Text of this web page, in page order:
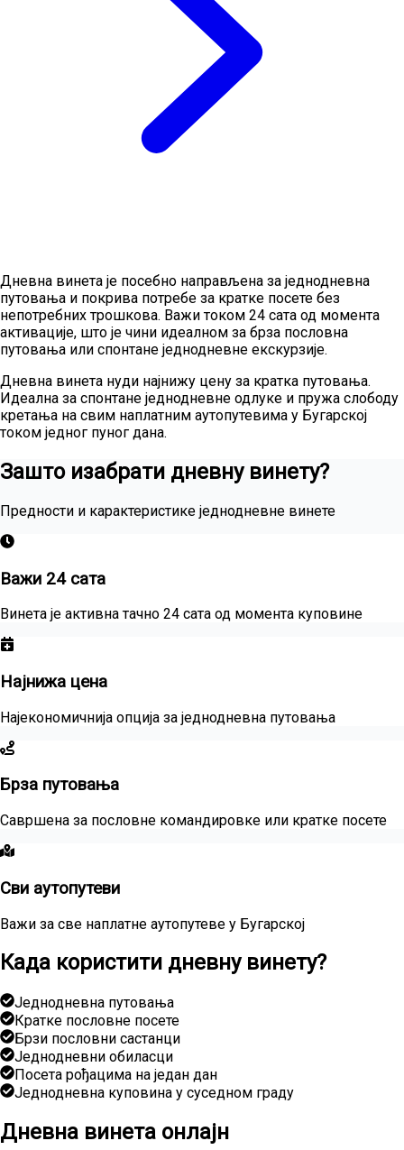
Дневна винета је посебно направљена за једнодневна
путовања и покрива потребе за кратке посете без
непотребних трошкова. Важи током 24 сата од момента
активације, што је чини идеалном за брза пословна
путовања или спонтане једнодневне екскурзије.
Дневна винета нуди најнижу цену за кратка путовања.
Идеална за спонтане једнодневне одлуке и пружа слободу
кретања на свим наплатним аутопутевима у Бугарској
током једног пуног дана.
Зашто изабрати дневну винету?
Предности и карактеристике једнодневне винете
Важи 24 сата
Винета је активна тачно 24 сата од момента куповине
Најнижа цена
Најекономичнија опција за једнодневна путовања
Брза путовања
Савршена за пословне командировке или кратке посете
Сви аутопутеви
Важи за све наплатне аутопутеве у Бугарској
Када користити дневну винету?
Једнодневна путовања
Кратке пословне посете
Брзи пословни састанци
Једнодневни обиласци
Посета рођацима на један дан
Једнодневна куповина у суседном граду
Дневна винета онлајн